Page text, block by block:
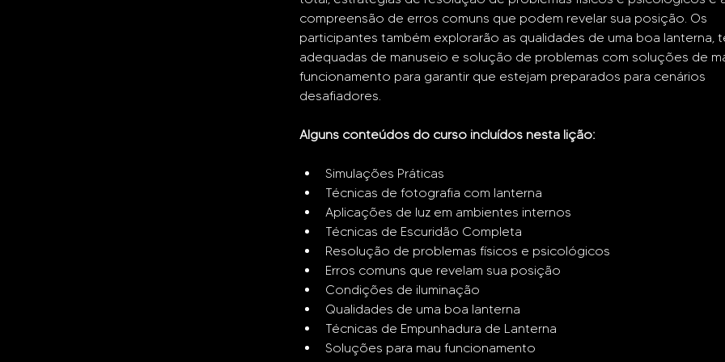
compreensão de erros comuns que podem revelar sua posição. Os
participantes também explorarão as qualidades de uma boa lanterna,
adequadas de manuseio e solução de problemas com soluções de
funcionamento para garantir que estejam preparados para cenários
desafiadores.
Alguns conteúdos do curso incluídos nesta lição:
Simulações Práticas
Técnicas de fotografia com lanterna
Aplicações de luz em ambientes internos
Técnicas de Escuridão Completa
Resolução de problemas físicos e psicológicos
Erros comuns que revelam sua posição
Condições de iluminação
Qualidades de uma boa lanterna
Técnicas de Empunhadura de Lanterna
Soluções para mau funcionamento